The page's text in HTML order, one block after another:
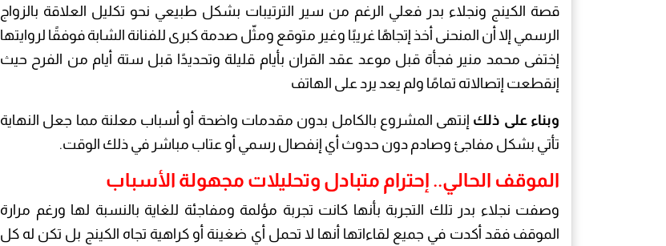
قصة الكينج ونجلاء بدر فعلي الرغم من سير الترتيبات بشكل طبيعي نحو تكليل العلاقة بالزواج
الرسمي إلا أن المنحنى أخذ إتجاهًا غريبًا وغير متوقع ومثّل صدمة كبرى للفنانة الشابة فوفقًا لروايتها
إختفى محمد منير فجأة قبل موعد عقد القران بأيام قليلة وتحديدًا قبل ستة أيام من الفرح حيث
إنقطعت إتصالاته تمامًا ولم يعد يرد على الهاتف
وبناء على ذلك إنتهى المشروع بالكامل بدون مقدمات واضحة أو أسباب معلنة مما جعل النهاية
تأتي بشكل مفاجئ وصادم دون حدوث أي إنفصال رسمي أو عتاب مباشر في ذلك الوقت.
الموقف الحالي.. إحترام متبادل وتحليلات مجهولة الأسباب
وصفت نجلاء بدر تلك التجربة بأنها كانت تجربة مؤلمة ومفاجئة للغاية بالنسبة لها ورغم مرارة
الموقف فقد أكدت في جميع لقاءاتها أنها لا تحمل أي ضغينة أو كراهية تجاه الكينج بل تكن له كل